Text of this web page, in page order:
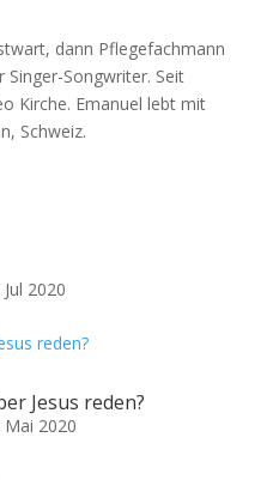
dann Pflegefachmann
Singer-Songwriter. Seit
Kirche. Emanuel lebt mit
Schweiz.
Jul 2020
Jesus reden?
Mai 2020